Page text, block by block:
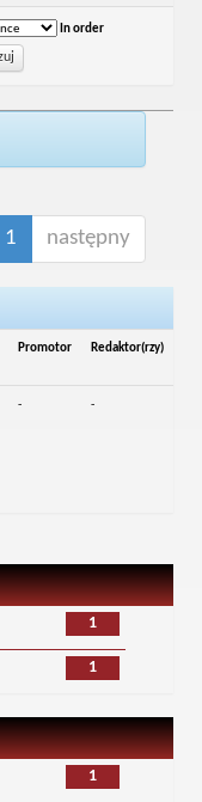
In order
1 następny
Promotor Redaktor(rzy)
- -
1
1
1